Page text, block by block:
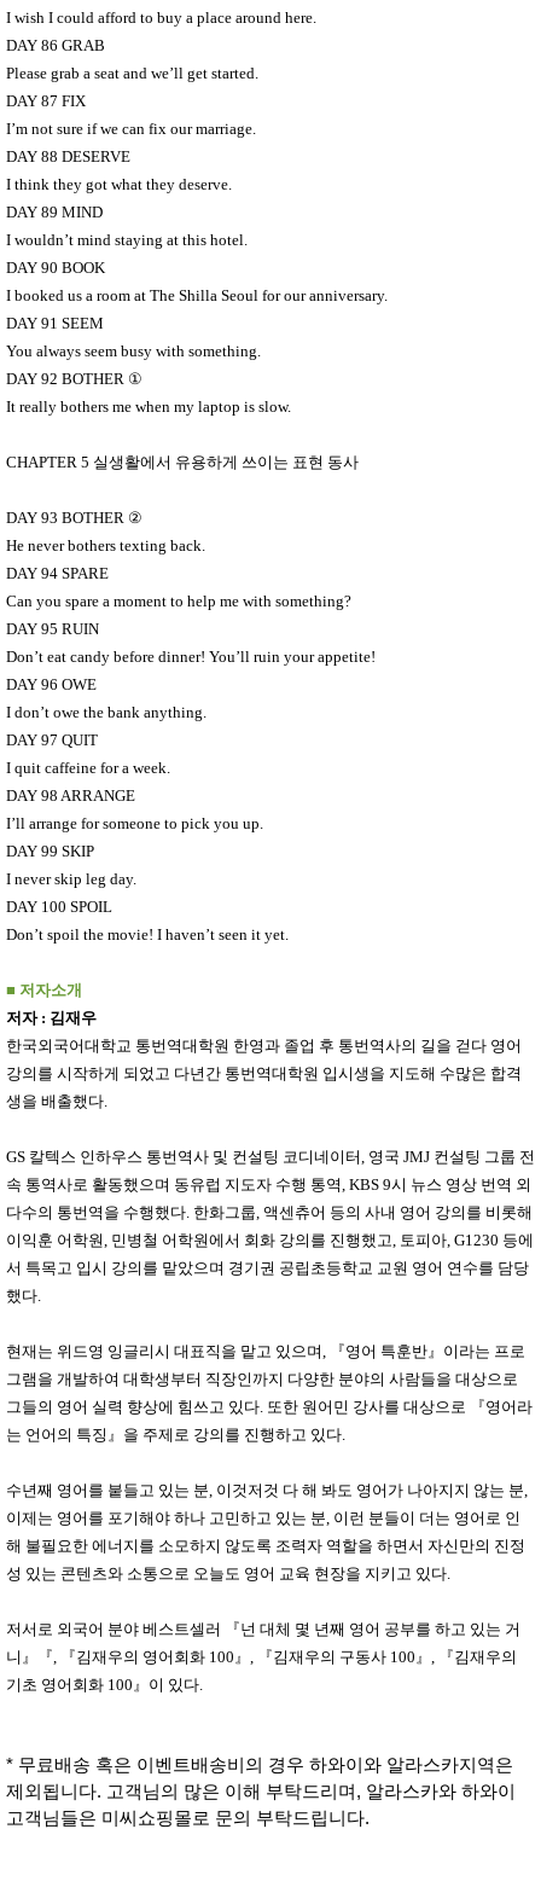
I wish I could afford to buy a place around here.
DAY 86 GRAB
Please grab a seat and we’ll get started.
DAY 87 FIX
I’m not sure if we can fix our marriage.
DAY 88 DESERVE
I think they got what they deserve.
DAY 89 MIND
I wouldn’t mind staying at this hotel.
DAY 90 BOOK
I booked us a room at The Shilla Seoul for our anniversary.
DAY 91 SEEM
You always seem busy with something.
DAY 92 BOTHER ①
It really bothers me when my laptop is slow.
CHAPTER 5 실생활에서 유용하게 쓰이는 표현 동사
DAY 93 BOTHER ②
He never bothers texting back.
DAY 94 SPARE
Can you spare a moment to help me with something?
DAY 95 RUIN
Don’t eat candy before dinner! You’ll ruin your appetite!
DAY 96 OWE
I don’t owe the bank anything.
DAY 97 QUIT
I quit caffeine for a week.
DAY 98 ARRANGE
I’ll arrange for someone to pick you up.
DAY 99 SKIP
I never skip leg day.
DAY 100 SPOIL
Don’t spoil the movie! I haven’t seen it yet.
■ 저자소개
저자 : 김재우
한국외국어대학교 통번역대학원 한영과 졸업 후 통번역사의 길을 걷다 영어
강의를 시작하게 되었고 다년간 통번역대학원 입시생을 지도해 수많은 합격
생을 배출했다.
GS 칼텍스 인하우스 통번역사 및 컨설팅 코디네이터, 영국 JMJ 컨설팅 그룹 전
속 통역사로 활동했으며 동유럽 지도자 수행 통역, KBS 9시 뉴스 영상 번역 외
다수의 통번역을 수행했다. 한화그룹, 액센츄어 등의 사내 영어 강의를 비롯해
이익훈 어학원, 민병철 어학원에서 회화 강의를 진행했고, 토피아, G1230 등에
서 특목고 입시 강의를 맡았으며 경기권 공립초등학교 교원 영어 연수를 담당
했다.
현재는 위드영 잉글리시 대표직을 맡고 있으며, 『영어 특훈반』 이라는 프로
그램을 개발하여 대학생부터 직장인까지 다양한 분야의 사람들을 대상으로
그들의 영어 실력 향상에 힘쓰고 있다. 또한 원어민 강사를 대상으로 『영어라
는 언어의 특징 』 을 주제로 강의를 진행하고 있다.
수년째 영어를 붙들고 있는 분, 이것저것 다 해 봐도 영어가 나아지지 않는 분,
이제는 영어를 포기해야 하나 고민하고 있는 분, 이런 분들이 더는 영어로 인
해 불필요한 에너지를 소모하지 않도록 조력자 역할을 하면서 자신만의 진정
성 있는 콘텐츠와 소통으로 오늘도 영어 교육 현장을 지키고 있다.
저서로 외국어 분야 베스트셀러 『넌 대체 몇 년째 영어 공부를 하고 있는 거
니 』『, 『김재우의 영어회화 100』 , 『김재우의 구동사 100』 , 『김재우의
기초 영어회화 100』 이 있다.
* 무료배송 혹은 이벤트배송비의 경우 하와이와 알라스카지역은
제외됩니다. 고객님의 많은 이해 부탁드리며, 알라스카와 하와이
고객님들은 미씨쇼핑몰로 문의 부탁드립니다.